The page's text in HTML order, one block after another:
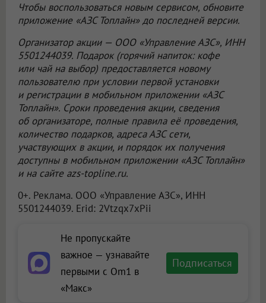
Чтобы воспользоваться новым сервисом, обновите
приложение «АЗС Топлайн» до последней версии.
Организатор акции — ООО «Управление АЗС», ИНН
5501244039. Подарок (горячий напиток: кофе
или чай на выбор) предоставляется новому
пользователю при условии первой установки
и регистрации в мобильном приложении «АЗС
Топлайн». Сроки проведения акции, сведения
об организаторе, полные правила её проведения,
количество подарков, адреса АЗС сети,
участвующих в акции, и порядок их получения
доступны в мобильном приложении «АЗС Топлайн»
и на сайте azs-topline.ru.
0+. Реклама. ООО «Управление АЗС», ИНН
5501244039. Erid: 2Vtzqx7xPii
Не пропускайте
важное — узнавайте
первыми с Om1 в
«Макс»
Подписаться